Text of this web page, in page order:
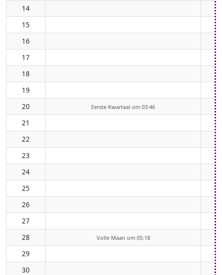
14
15
16
17
18
19
20
Eerste Kwartaal om 03:46
21
22
23
24
25
26
27
28
Volle Maan om 05:18
29
30